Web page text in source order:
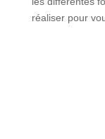
réaliser pour